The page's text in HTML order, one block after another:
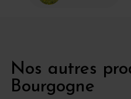
Nos autres
Bourgogne